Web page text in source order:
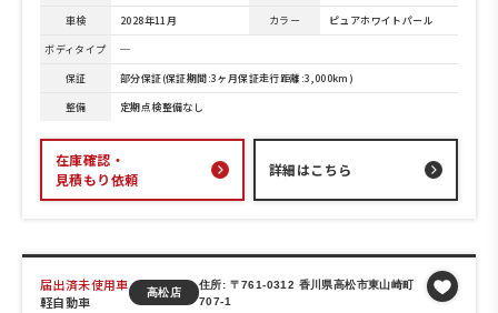
車検
2028年11月 カラー
ピュアホワイトパール
ボディタイプ
─
保証
部分保証(保証期間:3ヶ月保証走行距離:3,000km)
整備
定期点検整備なし
在庫確認・
見積もり依頼
詳細はこちら
届出済未使用車
軽自動車
高松店
住所: 〒761-0312 香川県高松市東山崎町
707-1